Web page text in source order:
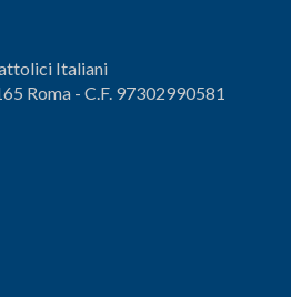
Italiani
Roma - C.F. 97302990581